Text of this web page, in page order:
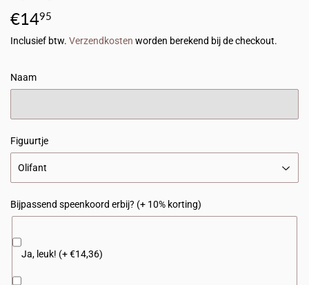
€1495
Inclusief btw. Verzendkosten worden berekend bij de checkout.
Naam
Figuurtje
Bijpassend speenkoord erbij? (+ 10% korting)
Ja, leuk! (+ €14,36)